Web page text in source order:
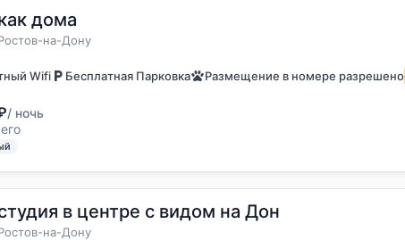
дома
на-Дону
гостей
Wifi Бесплатная Парковка Размещение в номере разрешено
/ ночь
в центре с видом на Дон
на-Дону